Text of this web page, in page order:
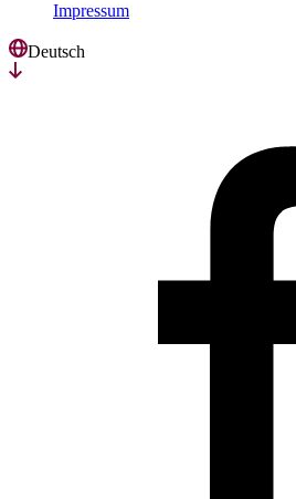
Impressum
Deutsch